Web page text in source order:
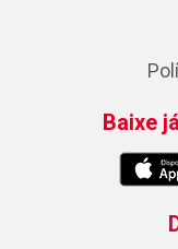
Baixe